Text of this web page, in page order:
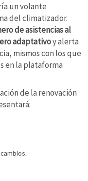
un volante
del climatizador.
de asistencias al
adaptativoy alerta
mismos con los que
en la plataforma
de la renovación